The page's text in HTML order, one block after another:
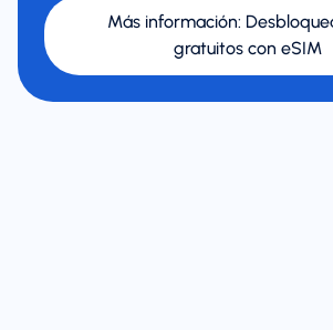
Más información:
gratuitos con eSIM